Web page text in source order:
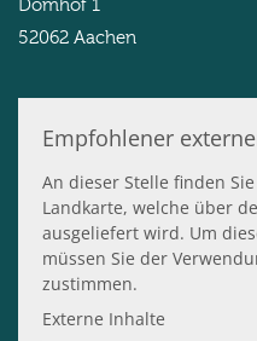
Domhof 1
52062 Aachen
Empfohlener
An dieser Stelle finden
Landkarte, welche über
ausgeliefert wird. Um
müssen Sie der
zustimmen.
Externe Inhalte